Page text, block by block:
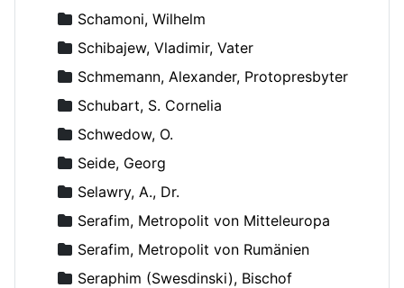
Schamoni, Wilhelm
Schibajew, Vladimir, Vater
Schmemann, Alexander, Protopresbyter
Schubart, S. Cornelia
Schwedow, O.
Seide, Georg
Selawry, A., Dr.
Serafim, Metropolit von Mitteleuropa
Serafim, Metropolit von Rumänien
Seraphim (Swesdinski), Bischof